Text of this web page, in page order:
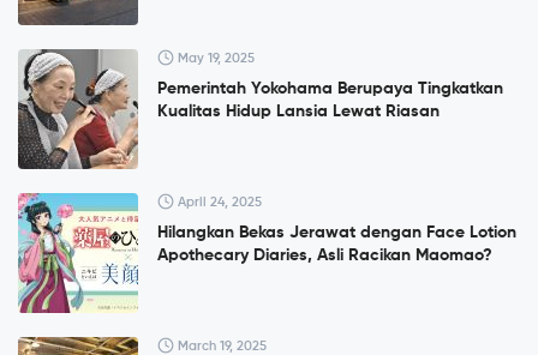
May 19, 2025
Pemerintah Yokohama Berupaya Tingkatkan
Kualitas Hidup Lansia Lewat Riasan
April 24, 2025
Hilangkan Bekas Jerawat dengan Face Lotion
Apothecary Diaries, Asli Racikan Maomao?
March 19, 2025